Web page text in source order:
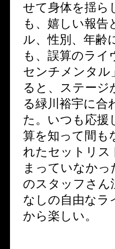
せて身体を揺ら
も、嬉しい報
ル、性別、年齢
も、誤算のライ
センチメンタル
ると、ステージ
る緑川裕宇に合
た。いつも応援
算を知って間も
れたセットリス
まっていなか
のスタッフさん
なしの自由なラ
から楽しい。